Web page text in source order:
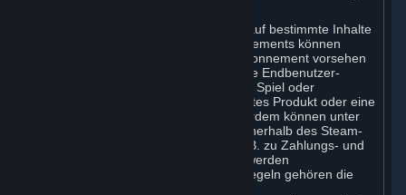
Jedes Abonnement ermöglicht Ihnen, auf bestimmte Inhalte
und Dienste zuzugreifen. Einige Abonnements können
zusätzliche Bedingungen für dieses Abonnement vorsehen
(„Abonnementbedingungen“) (z. B. eine Endbenutzer-
Lizenzvereinbarung für ein bestimmtes Spiel oder
Nutzungsbedingungen für ein bestimmtes Produkt oder eine
bestimmte Funktion von Steam). Außerdem können unter
oder innerhalb des Steam-
Dienstes zusätzliche Bedingungen (z. B. zu Zahlungs- und
Abrechnungsverfahren) veröffentlicht werden
(„Nutzungsregeln“). Zu den Nutzungsregeln gehören die